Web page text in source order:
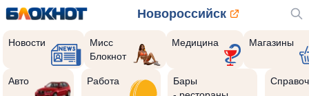
Новороссийск
Новости
Мисс
Блокнот
Медицина Магазины
Авто Работа
Бары